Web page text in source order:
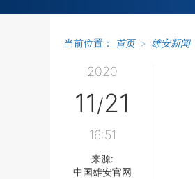
当前位置： 首页 > 雄安新闻
2020
11/21
16:51
来源:
中国雄安官网